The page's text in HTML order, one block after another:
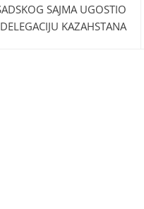
SAJMA UGOSTIO
DELEGACIJU KAZAHSTANA